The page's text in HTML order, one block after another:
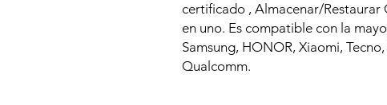
certificado , Almacenar/
en uno. Es compatible con la
Samsung, HONOR, Xiaomi,
Qualcomm.